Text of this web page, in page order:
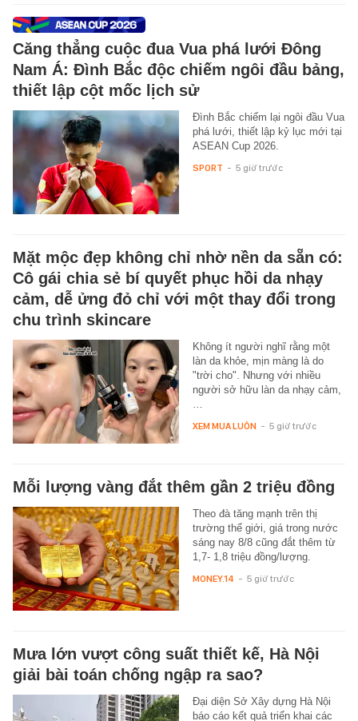
Căng thẳng cuộc đua Vua phá lưới Đông
Nam Á: Đình Bắc độc chiếm ngôi đầu bảng,
thiết lập cột mốc lịch sử
Đình Bắc chiếm lại ngôi đầu Vua
phá lưới, thiết lập kỷ lục mới tại
ASEAN Cup 2026.
SPORT - 5 giờ trước
Mặt mộc đẹp không chỉ nhờ nền da sẵn có:
Cô gái chia sẻ bí quyết phục hồi da nhạy
cảm, dễ ửng đỏ chỉ với một thay đổi trong
chu trình skincare
Không ít người nghĩ rằng một
làn da khỏe, mịn màng là do
"trời cho". Nhưng với nhiều
người sở hữu làn da nhạy cảm,
XEM MUA LUÔN - 5 giờ trước
Mỗi lượng vàng đắt thêm gần 2 triệu đồng
Theo đà tăng mạnh trên thị
trường thế giới, giá trong nước
sáng nay 8/8 cũng đắt thêm từ
1,7- 1,8 triệu đồng/lượng.
MONEY.14 - 5 giờ trước
Mưa lớn vượt công suất thiết kế, Hà Nội
giải bài toán chống ngập ra sao?
Đại diện Sở Xây dựng Hà Nội
báo cáo kết quả triển khai các